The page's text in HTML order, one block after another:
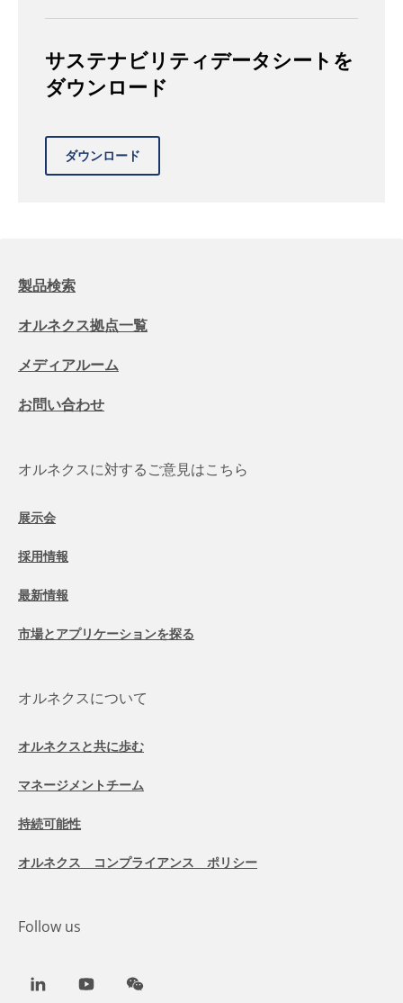
サステナビリティデータシートを
ダウンロード
製品検索
オルネクス拠点一覧
メディアルーム
お問い合わせ
オルネクスに対するご意見はこちら
展示会
採用情報
最新情報
市場とアプリケーションを探る
オルネクスについて
オルネクスと共に歩む
マネージメントチーム
持続可能性
オルネクス コンプライアンス ポリシー
Follow us
LinkedInYoutubeWeChat